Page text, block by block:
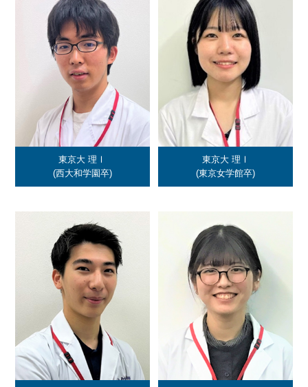
東京大 理Ⅰ
(西大和学園卒)
東京大 理Ⅰ
(東京女学館卒)